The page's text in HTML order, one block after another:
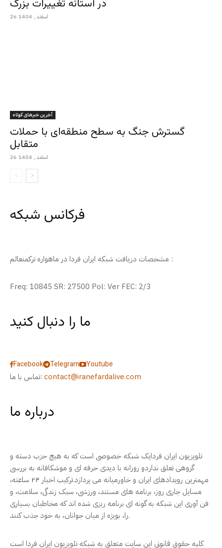
در آستانه تغییرات بزرگ
26 اسفند , 1404
آخرین خبرهای کوتاه
گسترش جنگ به سطح منطقه‌ای با حملات
متقابل
26 اسفند , 1404
فرکانس شبکه
مشخصات دریافت شبکه ایران فردا در ماهواره ترکمنعالم :
Freq: 10845 SR: 27500 Pol: Ver FEC: 2/3
ما را دنبال کنید
Facebook Telegram
Youtube
تماس با ما: contact@iranefardalive.com
درباره ما
تلویزیون ایران فردایک شبکه خصوصی است که به هیچ حزب دسته و
گروهی تعلق نداردو روزانه با دیدی حرفه ای و موشکافانه به بررسی
مهمترین رویدادهای ایران و خاورمیانه می پردازد.ترکیب اخبار ۲۴ ساعته،
مسایل جاری روز، برنامه های مستند، ورزشی، سبک زندگی، سلامت، و
فن آوری این شبکه به گونه ای برنامه ریزی شده اند که مخاطبان بسیاری
را، بویژه از میان جوانان، به خود جذب کنند.
کلیه حقوق قانونی این سایت متعلق به شبکه تلویزیون ایران فردا است.